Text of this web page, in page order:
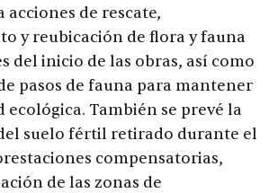
de rescate,
y reubicación de flora y fauna
del inicio de las obras, así como
pasos de fauna para mantener
ecológica. También se prevé la
suelo fértil retirado durante el
compensatorias,
de las zonas de